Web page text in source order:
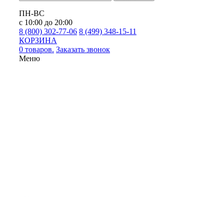
ПН-ВС
с 10:00 до 20:00
8 (800) 302-77-06 8 (499) 348-15-11
КОРЗИНА
0 товаров. Заказать звонок
Меню